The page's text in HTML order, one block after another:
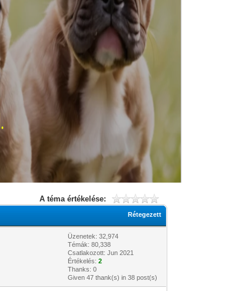
A téma értékelése:
Rétegezett
Üzenetek: 32,974
Témák: 80,338
Csatlakozott: Jun 2021
Értékelés:2
Thanks: 0
Given 47 thank(s) in 38 post(s)